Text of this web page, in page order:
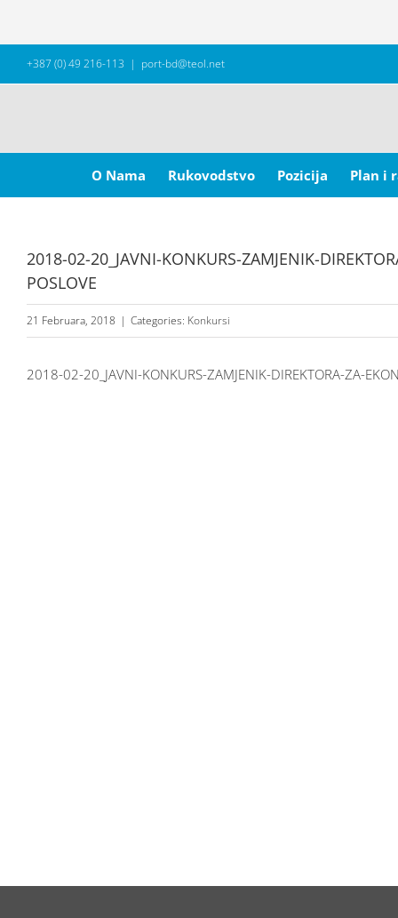
+387 (0) 49 216-113 | port-bd@teol.net
for:
O Nama
Rukovodstvo Pozicija Plan i
2018-02-20_JAVNI-KONKURS-ZAMJENIK-
POSLOVE
21 Februara, 2018 | Categories: Konkursi
2018-02-20_JAVNI-KONKURS-ZAMJENIK-DIREKTORA-ZA-